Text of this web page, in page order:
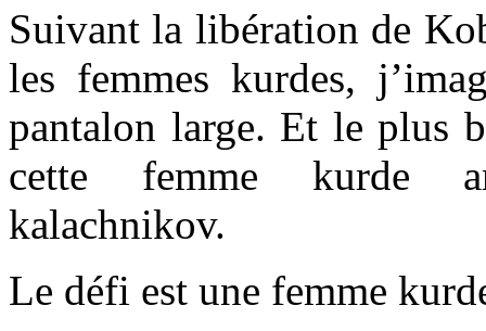
Suivant la libération de
les femmes kurdes,
pantalon large. Et le plus
cette femme kurde
kalachnikov.
Le défi est une femme